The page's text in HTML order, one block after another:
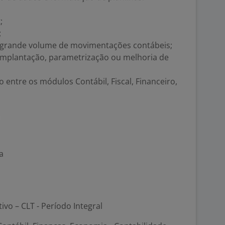
volume de movimentações contábeis;
parametrização ou melhoria de
os módulos Contábil, Fiscal, Financeiro,
– CLT - Período Integral